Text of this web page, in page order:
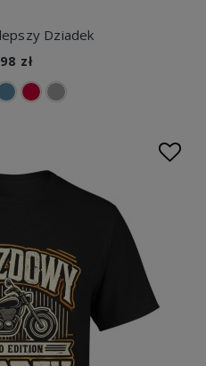
Dziadek
zł